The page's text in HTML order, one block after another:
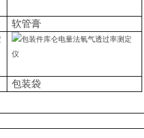
软管膏
包装袋